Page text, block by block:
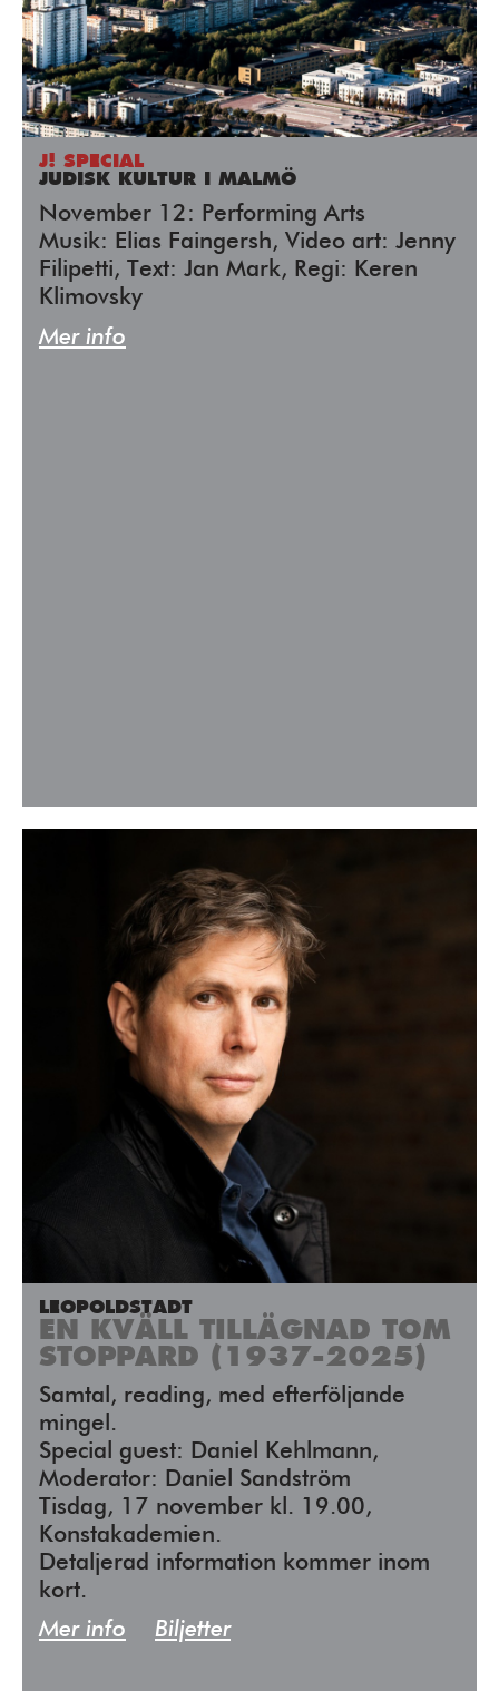
J! SPECIAL
JUDISK KULTUR I MALMÖ
November 12: Performing Arts
Musik: Elias Faingersh, Video art: Jenny
Filipetti, Text: Jan Mark, Regi: Keren
Klimovsky
Mer info
LEOPOLDSTADT
EN KVÄLL TILLÄGNAD TOM
STOPPARD (1937-2025)
Samtal, reading, med efterföljande
mingel.
Special guest: Daniel Kehlmann,
Moderator: Daniel Sandström
Tisdag, 17 november kl. 19.00,
Konstakademien.
Detaljerad information kommer inom
kort.
Mer info
Biljetter